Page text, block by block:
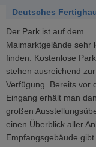
Deutsches
Der Park ist auf dem
Maimarktgelände sehr
finden. Kostenlose
stehen ausreichend zur
Verfügung. Bereits vor
Eingang erhält man
großen
einen Überblick aller
Empfangsgebäude